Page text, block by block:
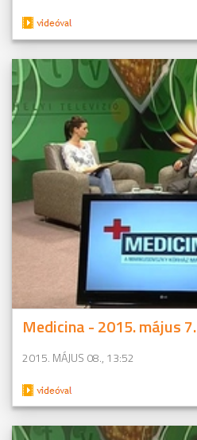
Medicina - 2015. május 7.
2015. MÁJUS 08., 13:52